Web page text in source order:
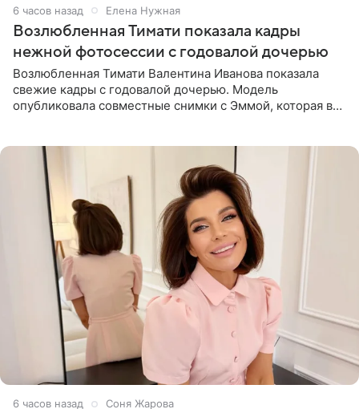
6 часов назад Елена Нужная
Возлюбленная Тимати показала кадры
нежной фотосессии с годовалой дочерью
Возлюбленная Тимати Валентина Иванова показала
свежие кадры с годовалой дочерью. Модель
опубликовала совместные снимки с Эммой, которая в
6 часов назад Соня Жарова